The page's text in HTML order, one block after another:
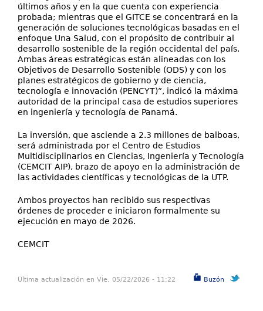
últimos años y en la que cuenta con experiencia
probada; mientras que el GITCE se concentrará en la
generación de soluciones tecnológicas basadas en el
enfoque Una Salud, con el propósito de contribuir al
desarrollo sostenible de la región occidental del país.
Ambas áreas estratégicas están alineadas con los
Objetivos de Desarrollo Sostenible (ODS) y con los
planes estratégicos de gobierno y de ciencia,
tecnología e innovación (PENCYT)”, indicó la máxima
autoridad de la principal casa de estudios superiores
en ingeniería y tecnología de Panamá.
La inversión, que asciende a 2.3 millones de balboas,
será administrada por el Centro de Estudios
Multidisciplinarios en Ciencias, Ingeniería y Tecnología
(CEMCIT AIP), brazo de apoyo en la administración de
las actividades científicas y tecnológicas de la UTP.
Ambos proyectos han recibido sus respectivas
órdenes de proceder e iniciaron formalmente su
ejecución en mayo de 2026.
CEMCIT
Buzón
Última actualización en Vie, 05/22/2026 - 11:22